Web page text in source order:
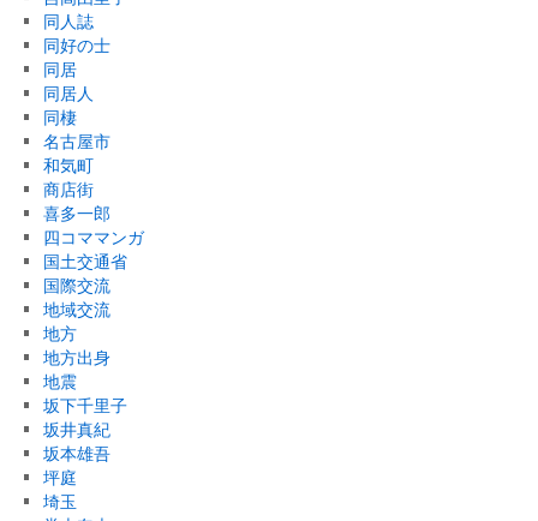
同人誌
同好の士
同居
同居人
同棲
名古屋市
和気町
商店街
喜多一郎
四コママンガ
国土交通省
国際交流
地域交流
地方
地方出身
地震
坂下千里子
坂井真紀
坂本雄吾
坪庭
埼玉